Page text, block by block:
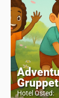
Hotel Osted: